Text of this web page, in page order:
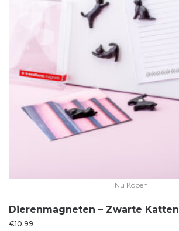
Nu Kopen
Dierenmagneten – Zwarte Katten
€10.99